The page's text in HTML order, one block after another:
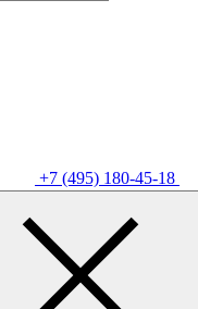
+7 (495) 180-45-18